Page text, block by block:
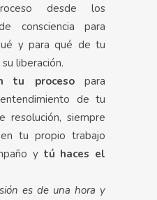
desde los
consciencia para
y para qué de tu
liberación.
tu procesopara
de tu
resolución, siempre
tu propio trabajo
y tú haces el
es de una hora y